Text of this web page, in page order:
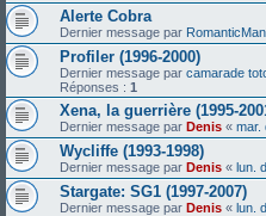
Alerte Cobra
Dernier message par
Profiler (1996-2000)
Dernier message par camarade
Réponses : 1
Xena, la guerrière (1995-
Dernier message par Denis « mar.
Wycliffe (1993-1998)
Dernier message par Denis « lun.
Stargate: SG1 (1997-2007)
Dernier message par Denis « lun.